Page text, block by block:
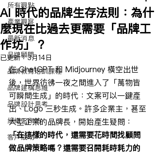
所有觀點
產業觀察
最新消息
品牌顧問
品牌教育培訓課程
品牌建構思維
品牌設計思考
組織工作坊
客戶成功
AI 時代的品牌生存法則：為什
麼現在比過去更需要「品牌工
作坊」？
已更新：3月14日
在 ChatGPT 和 Midjourney 橫空出世
後，世界彷彿一夜之間進入了「萬物皆
可瞬間生成」的時代：文案可以一鍵產
出、Logo 三秒生成。許多企業主，甚至
大型企業的品牌長，開始產生疑問：
「在這樣的時代，還需要花時間找顧問
做品牌策略嗎？還需要召開耗時耗力的